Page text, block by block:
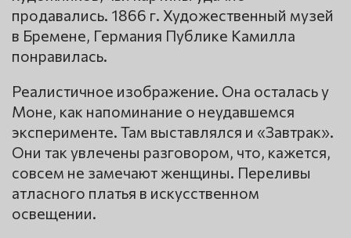
продавались. 1866 г. Художественный музей
в Бремене, Германия Публике Камилла
понравилась.
Реалистичное изображение. Она осталась у
Моне, как напоминание о неудавшемся
эксперименте. Там выставлялся и «Завтрак».
Они так увлечены разговором, что, кажется,
совсем не замечают женщины. Переливы
атласного платья в искусственном
освещении.